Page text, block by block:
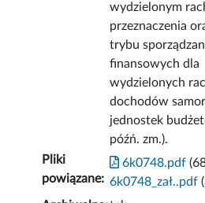
wydzielonym
przeznaczenia
trybu
finansowych dla
wydzielonych
dochodów
jednostek
późń. zm.).
Pliki
powiązane:
6k0748.pdf
6k0748_zał..pdf